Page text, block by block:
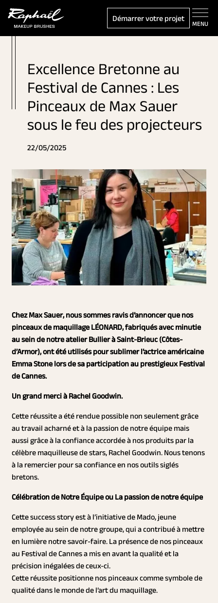
Démarrer votre projet
MENU
Excellence Bretonne au
Festival de Cannes : Les
Pinceaux de Max Sauer
sous le feu des projecteurs
22/05/2025
Chez Max Sauer, nous sommes ravis d’annoncer que nos
pinceaux de maquillage LÉONARD, fabriqués avec minutie
au sein de notre atelier Bullier à Saint-Brieuc (Côtes-
d’Armor), ont été utilisés pour sublimer l’actrice américaine
Emma Stone lors de sa participation au prestigieux Festival
de Cannes.
Un grand merci à Rachel Goodwin.
Cette réussite a été rendue possible non seulement grâce
au travail acharné et à la passion de notre équipe mais
aussi grâce à la confiance accordée à nos produits par la
célèbre maquilleuse de stars, Rachel Goodwin. Nous tenons
à la remercier pour sa confiance en nos outils siglés
bretons.
Célébration de Notre Équipe ou La passion de notre équipe
Cette success story est à l’initiative de Mado, jeune
employée au sein de notre groupe, qui a contribué à mettre
en lumière notre savoir-faire. La présence de nos pinceaux
au Festival de Cannes a mis en avant la qualité et la
précision inégalées de ceux-ci.
Cette réussite positionne nos pinceaux comme symbole de
qualité dans le monde de l’art du maquillage.